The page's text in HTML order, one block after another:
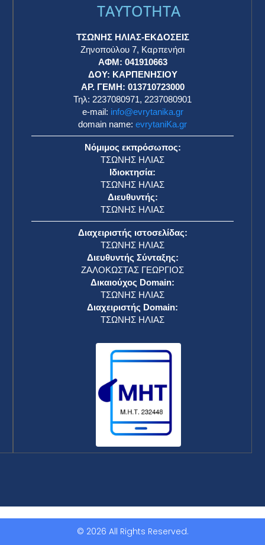
TAYTOTHTA
ΤΣΩΝΗΣ ΗΛΙΑΣ-ΕΚΔΟΣΕΙΣ
Ζηνοπούλου 7, Καρπενήσι
ΑΦΜ: 041910663
ΔΟΥ: ΚΑΡΠΕΝΗΣΙΟΥ
ΑΡ. ΓΕΜΗ: 013710723000
Τηλ: 2237080971, 2237080901
e-mail: info@evrytanika.gr
domain name: evrytaniKa.gr
Νόμιμος εκπρόσωπος:
ΤΣΩΝΗΣ ΗΛΙΑΣ
Ιδιοκτησία:
ΤΣΩΝΗΣ ΗΛΙΑΣ
Διευθυντής:
ΤΣΩΝΗΣ ΗΛΙΑΣ
Διαχειριστής ιστοσελίδας:
ΤΣΩΝΗΣ ΗΛΙΑΣ
Διευθυντής Σύνταξης:
ΖΑΛΟΚΩΣΤΑΣ ΓΕΩΡΓΙΟΣ
Δικαιούχος Domain:
ΤΣΩΝΗΣ ΗΛΙΑΣ
Διαχειριστής Domain:
ΤΣΩΝΗΣ ΗΛΙΑΣ
© 2026 All Rights Reserved.